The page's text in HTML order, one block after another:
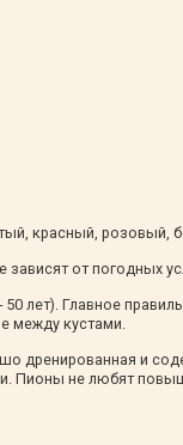
красный, розовый,
зависят от погодных
лет). Главное
между кустами.
дренированная и
Пионы не любят